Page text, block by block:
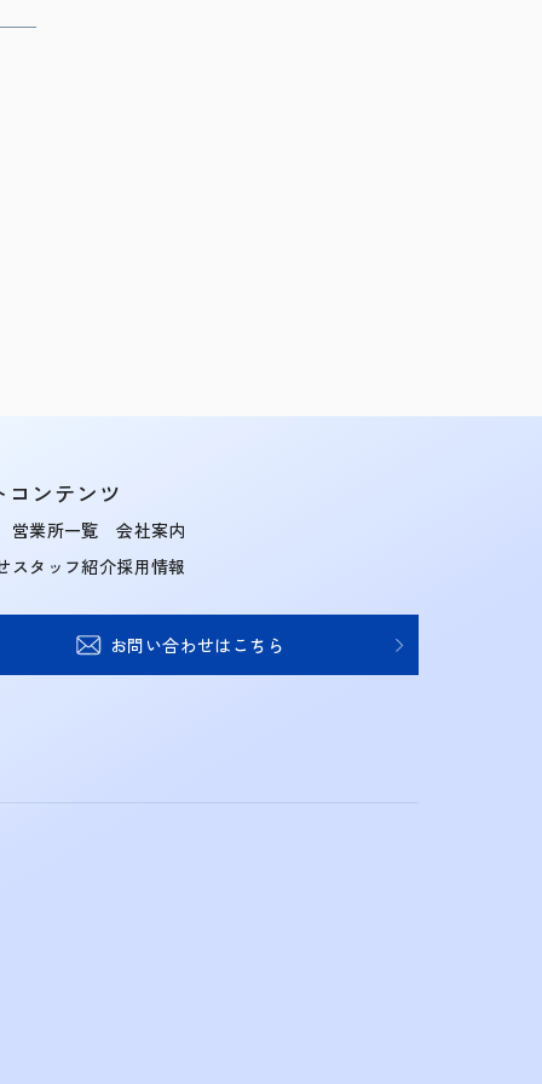
コンテンツ
営業所一覧
スタッフ紹介
会社案内
採用情報
お問い合わせはこちら